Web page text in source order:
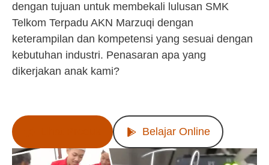
dengan tujuan untuk membekali lulusan SMK
Telkom Terpadu AKN Marzuqi dengan
keterampilan dan kompetensi yang sesuai dengan
kebutuhan industri. Penasaran apa yang
dikerjakan anak kami?
Belajar Online